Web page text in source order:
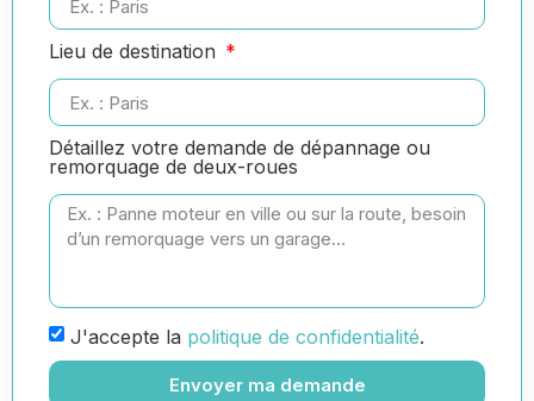
Lieu de destination
Détaillez votre demande de dépannage ou
remorquage de deux-roues
J'accepte la politique de confidentialité.
Envoyer ma demande